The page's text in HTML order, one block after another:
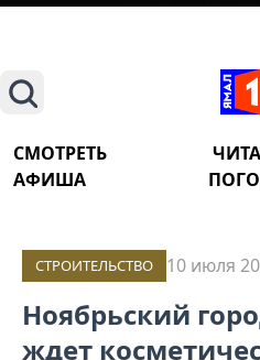
Поиск
СМОТРЕТЬ
АФИША
СТРОИТЕЛЬСТВО 10 июля
Ноябрьский
ждет